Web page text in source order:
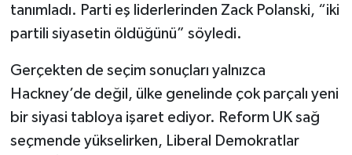
tanımladı. Parti eş liderlerinden Zack Polanski, “iki
partili siyasetin öldüğünü” söyledi.
Gerçekten de seçim sonuçları yalnızca
Hackney’de değil, ülke genelinde çok parçalı yeni
bir siyasi tabloya işaret ediyor. Reform UK sağ
seçmende yükselirken, Liberal Demokratlar